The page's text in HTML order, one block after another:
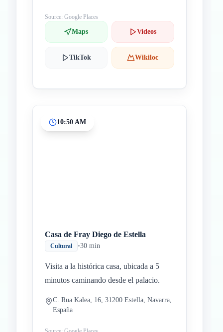
Source: Google Places
Maps Videos
TikTok Wikiloc
10:50 AM
Casa de Fray Diego de Estella
Cultural •30 min
Visita a la histórica casa, ubicada a 5
minutos caminando desde el palacio.
C. Rua Kalea, 16, 31200 Estella, Navarra,
España